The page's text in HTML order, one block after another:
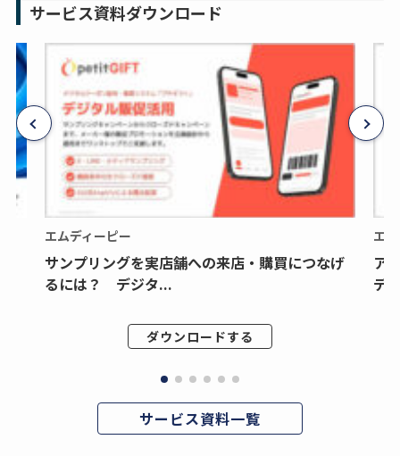
サービス資料ダウンロード
エムディーピー
サンプリングを実店舗への来店・購買につなげ
るには？ デジタ...
ダウンロードする
エ
ア
デ
サービス資料一覧